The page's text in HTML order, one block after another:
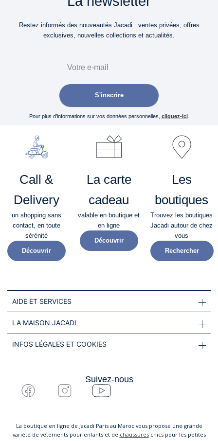
Restez informés des nouveautés Jacadi : ventes privées, offres
exclusives, nouvelles collections et actualités.
S'inscrire
Pour plus d’informations sur vos données personnelles, cliquez-ici.
Call &
Delivery
un shopping sans
contact, en toute
sérénité​
Découvrir
La carte
cadeau
valable en boutique et
en ligne
Découvrir
Les
boutiques
Trouvez les boutiques
Jacadi autour de chez
vous
Rechercher
AIDE ET SERVICES
LA MAISON JACADI
INFOS LÉGALES ET COOKIES
Suivez-nous
La boutique en ligne de Jacadi Paris au Maroc vous propose une grande
variété de vêtements pour enfants et de chaussureschics pour les petites